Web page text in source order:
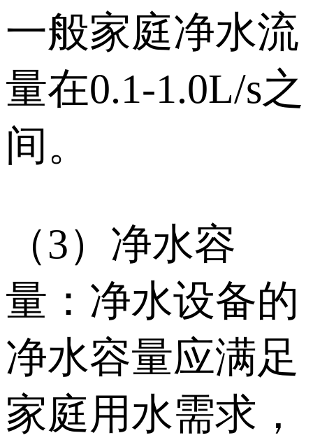
一般家庭净水流
量在0.1-1.0L/s之
间。
（3）净水容
量：净水设备的
净水容量应满足
家庭用水需求，